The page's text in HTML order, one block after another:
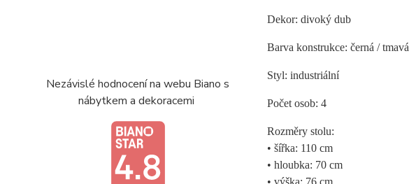
Nezávislé hodnocení na webu Biano s
nábytkem a dekoracemi
Dekor: divoký dub
Barva konstrukce: černá / tmavá
Styl: industriální
Počet osob: 4
Rozměry stolu:
• šířka: 110 cm
• hloubka: 70 cm
• výška: 76 cm